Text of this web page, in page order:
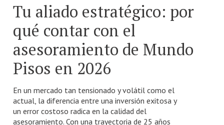
Tu aliado estratégico: por
qué contar con el
asesoramiento de Mundo
Pisos en 2026
En un mercado tan tensionado y volátil como el
actual, la diferencia entre una inversión exitosa y
un error costoso radica en la calidad del
asesoramiento. Con una trayectoria de 25 años